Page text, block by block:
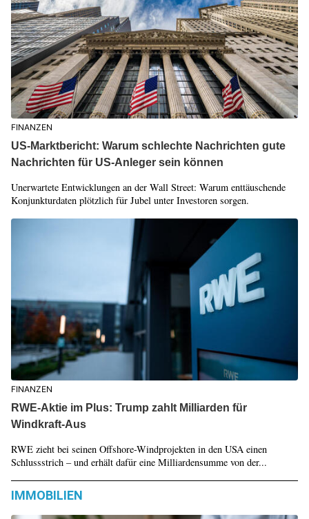
FINANZEN
US-Marktbericht: Warum schlechte Nachrichten gute
Nachrichten für US-Anleger sein können
Unerwartete Entwicklungen an der Wall Street: Warum enttäuschende
Konjunkturdaten plötzlich für Jubel unter Investoren sorgen.
FINANZEN
RWE-Aktie im Plus: Trump zahlt Milliarden für
Windkraft-Aus
RWE zieht bei seinen Offshore-Windprojekten in den USA einen
Schlussstrich – und erhält dafür eine Milliardensumme von der...
IMMOBILIEN